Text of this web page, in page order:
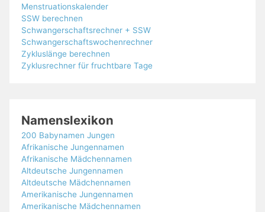
Menstruationskalender
SSW berechnen
Schwangerschaftsrechner + SSW
Schwangerschaftswochenrechner
Zykluslänge berechnen
Zyklusrechner für fruchtbare Tage
Namenslexikon
200 Babynamen Jungen
Afrikanische Jungennamen
Afrikanische Mädchennamen
Altdeutsche Jungennamen
Altdeutsche Mädchennamen
Amerikanische Jungennamen
Amerikanische Mädchennamen